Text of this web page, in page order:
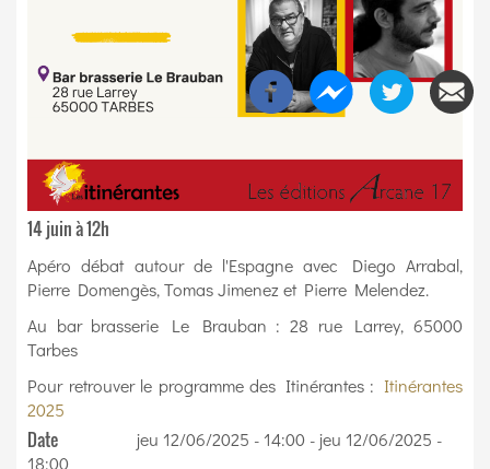
14 juin à 12h
Apéro débat autour de l'Espagne avec Diego Arrabal,
Pierre Domengès, Tomas Jimenez et Pierre Melendez.
Au bar brasserie Le Brauban : 28 rue Larrey, 65000
Tarbes
Pour retrouver le programme des Itinérantes : Itinérantes
2025
Date jeu 12/06/2025 - 14:00 -jeu 12/06/2025 -
18:00